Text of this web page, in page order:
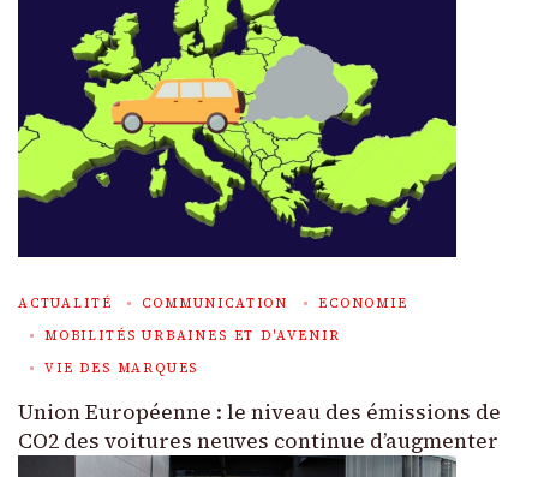
ACTUALITÉ COMMUNICATION
ECONOMIE
MOBILITÉS URBAINES ET D'AVENIR
VIE DES MARQUES
Union Européenne : le niveau des émissions de
CO2 des voitures neuves continue d’augmenter